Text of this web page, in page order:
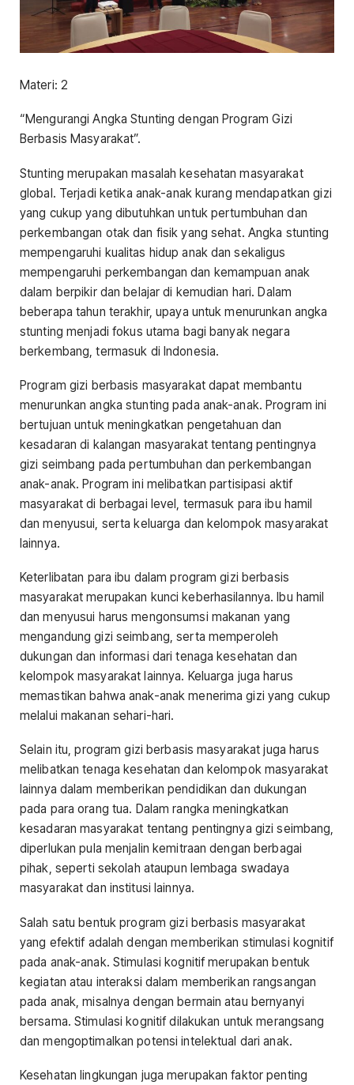
Materi: 2
“Mengurangi Angka Stunting dengan Program Gizi
Berbasis Masyarakat”.
Stunting merupakan masalah kesehatan masyarakat
global. Terjadi ketika anak-anak kurang mendapatkan gizi
yang cukup yang dibutuhkan untuk pertumbuhan dan
perkembangan otak dan fisik yang sehat. Angka stunting
mempengaruhi kualitas hidup anak dan sekaligus
mempengaruhi perkembangan dan kemampuan anak
dalam berpikir dan belajar di kemudian hari. Dalam
beberapa tahun terakhir, upaya untuk menurunkan angka
stunting menjadi fokus utama bagi banyak negara
berkembang, termasuk di Indonesia.
Program gizi berbasis masyarakat dapat membantu
menurunkan angka stunting pada anak-anak. Program ini
bertujuan untuk meningkatkan pengetahuan dan
kesadaran di kalangan masyarakat tentang pentingnya
gizi seimbang pada pertumbuhan dan perkembangan
anak-anak. Program ini melibatkan partisipasi aktif
masyarakat di berbagai level, termasuk para ibu hamil
dan menyusui, serta keluarga dan kelompok masyarakat
lainnya.
Keterlibatan para ibu dalam program gizi berbasis
masyarakat merupakan kunci keberhasilannya. Ibu hamil
dan menyusui harus mengonsumsi makanan yang
mengandung gizi seimbang, serta memperoleh
dukungan dan informasi dari tenaga kesehatan dan
kelompok masyarakat lainnya. Keluarga juga harus
memastikan bahwa anak-anak menerima gizi yang cukup
melalui makanan sehari-hari.
Selain itu, program gizi berbasis masyarakat juga harus
melibatkan tenaga kesehatan dan kelompok masyarakat
lainnya dalam memberikan pendidikan dan dukungan
pada para orang tua. Dalam rangka meningkatkan
kesadaran masyarakat tentang pentingnya gizi seimbang,
diperlukan pula menjalin kemitraan dengan berbagai
pihak, seperti sekolah ataupun lembaga swadaya
masyarakat dan institusi lainnya.
Salah satu bentuk program gizi berbasis masyarakat
yang efektif adalah dengan memberikan stimulasi kognitif
pada anak-anak. Stimulasi kognitif merupakan bentuk
kegiatan atau interaksi dalam memberikan rangsangan
pada anak, misalnya dengan bermain atau bernyanyi
bersama. Stimulasi kognitif dilakukan untuk merangsang
dan mengoptimalkan potensi intelektual dari anak.
Kesehatan lingkungan juga merupakan faktor penting